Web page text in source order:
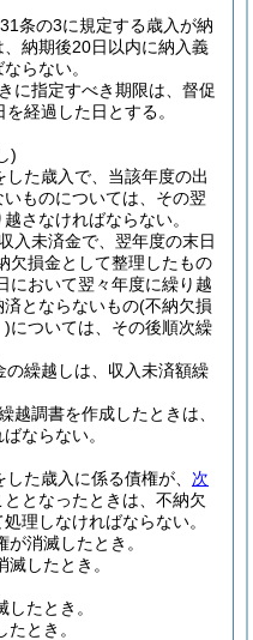
条の3に規定する歳入が納
納期後20日以内に納入義
らない。
に指定すべき期限は、督促
経過した日とする。
)
た歳入で、当該年度の出
ものについては、その翌
さなければならない。
入未済金で、翌年度の末日
欠損金として整理したもの
において翌々年度に繰り越
済とならないもの(不納欠損
)については、その後順次繰
繰越しは、収入未済額繰
越調書を作成したときは、
ならない。
た歳入に係る債権が、 次
となったときは、不納欠
理しなければならない。
消滅したとき。
したとき。
たとき。
とき。